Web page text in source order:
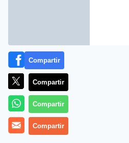
Más información
Compartir
Compartir
Compartir
Compartir